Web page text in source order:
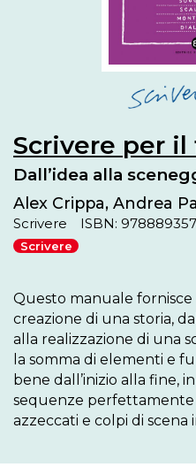
Scrivere per
Dall’idea alla
Alex Crippa, Andrea
Scrivere ISBN:
Scrivere
Questo manuale fornisce
creazione di una storia,
alla realizzazione di una
la somma di elementi e
bene dall’inizio alla fine,
sequenze
azzeccati e colpi di scena